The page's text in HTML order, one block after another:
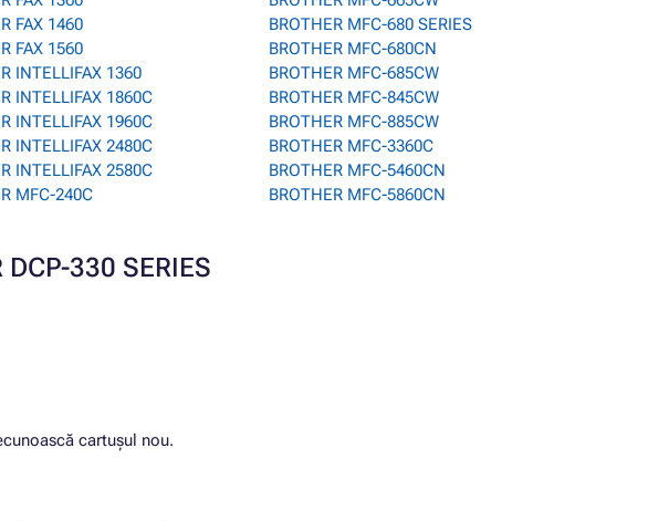
FAX 1460
FAX 1560
INTELLIFAX 1360
INTELLIFAX 1860C
INTELLIFAX 1960C
INTELLIFAX 2480C
INTELLIFAX 2580C
MFC-240C
BROTHER MFC-680 SERIES
BROTHER MFC-680CN
BROTHER MFC-685CW
BROTHER MFC-845CW
BROTHER MFC-885CW
BROTHER MFC-3360C
BROTHER MFC-5460CN
BROTHER MFC-5860CN
330 SERIES
cartușul nou.